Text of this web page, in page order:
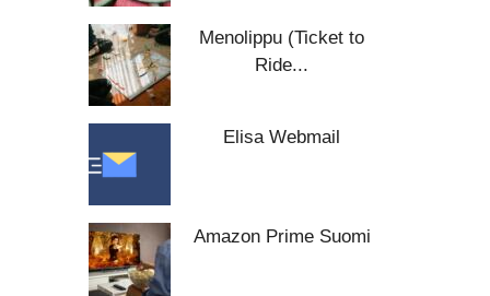
Menolippu (Ticket to
Ride...
Elisa Webmail
Amazon Prime Suomi